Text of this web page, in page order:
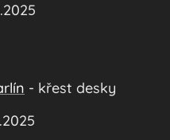
- křest desky